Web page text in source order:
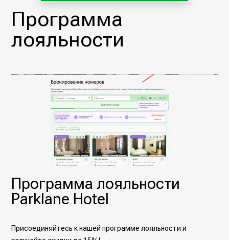
Программа
лояльности
Программа лояльности
Parklane Hotel
Присоединяйтесь к нашей программе лояльности и